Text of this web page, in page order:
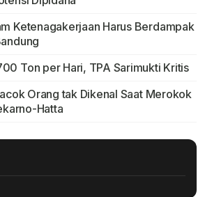
Ketenagakerjaan Harus Berdampak
Ton per Hari, TPA Sarimukti Kritis
Orang tak Dikenal Saat Merokok
Hatta